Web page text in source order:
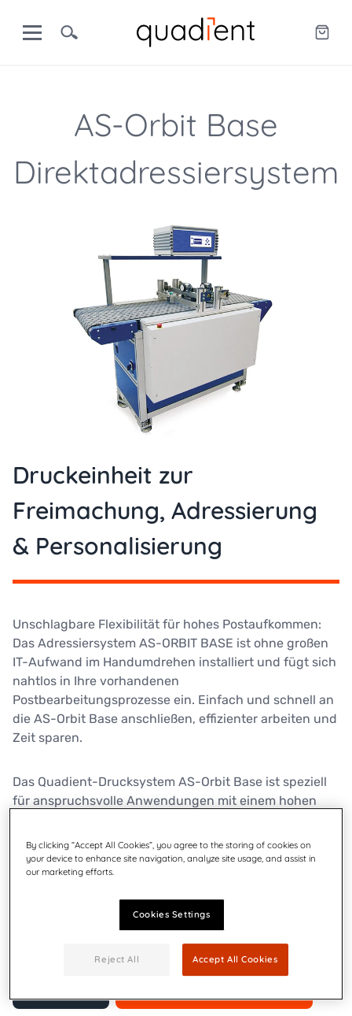
AS-Orbit Base
Direktadressiersystem
Druckeinheit zur
Freimachung, Adressierung
& Personalisierung
Unschlagbare Flexibilität für hohes Postaufkommen:
Das Adressiersystem AS-ORBIT BASE ist ohne großen
IT-Aufwand im Handumdrehen installiert und fügt sich
nahtlos in Ihre vorhandenen
Postbearbeitungsprozesse ein. Einfach und schnell an
die AS-Orbit Base anschließen, effizienter arbeiten und
Zeit sparen.
Das Quadient-Drucksystem AS-Orbit Base ist speziell
für anspruchsvolle Anwendungen mit einem hohen
allem durch seine hohe Verarbeitungsgeschwindigkeit
aus. Das CSV-810-Transportband transportiert
Druckmaterial mit einer Transportgeschwindigkeit bis
einen kontrollierten Transport von leichten und
unförmigen Materialien.
By clicking “Accept All Cookies”, you agree to the storing of cookies on
your device to enhance site navigation, analyze site usage, and assist in
our marketing efforts.
Cookies Settings
Reject All Accept All Cookies